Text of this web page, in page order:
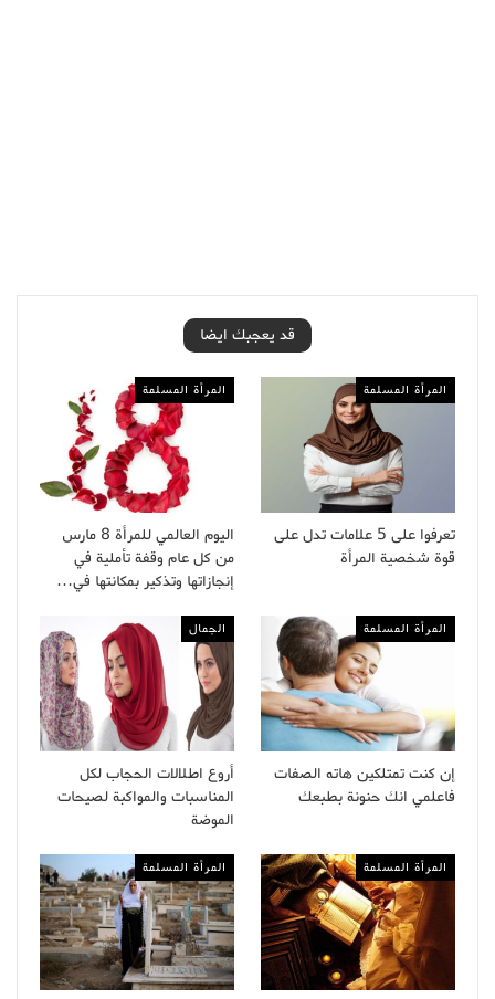
قد يعجبك ايضا
المرأة المسلمة
تعرفوا على 5 علامات تدل على
قوة شخصية المرأة
المرأة المسلمة
اليوم العالمي للمرأة 8 مارس
من كل عام وقفة تأملية في
إنجازاتها وتذكير بمكانتها في…
المرأة المسلمة
إن كنت تمتلكين هاته الصفات
فاعلمي انك حنونة بطبعك
الجمال
أروع اطلالات الحجاب لكل
المناسبات والمواكبة لصيحات
الموضة
المرأة المسلمة المرأة المسلمة